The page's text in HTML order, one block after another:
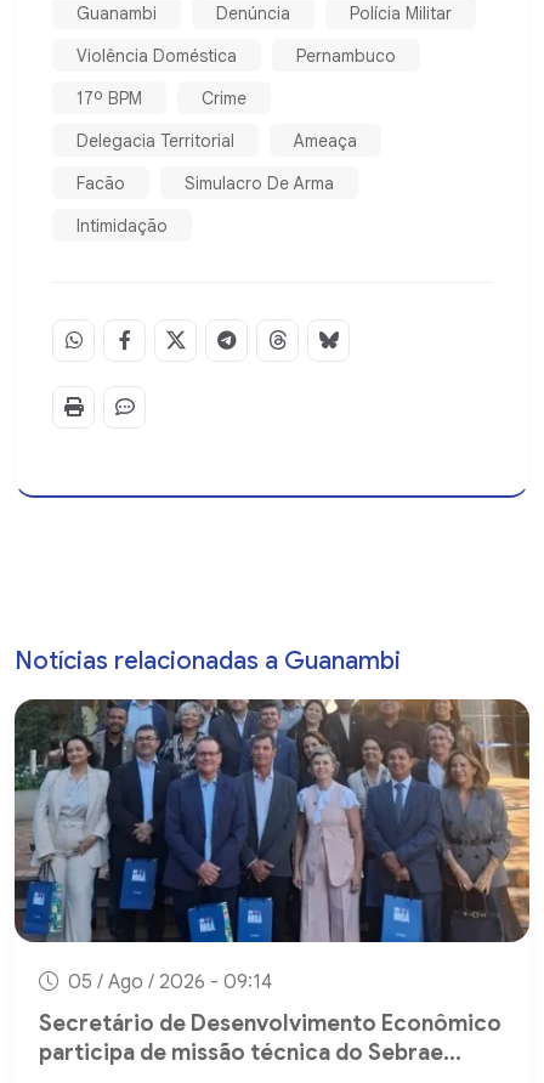
Guanambi Denúncia
Polícia Militar
Violência Doméstica
Pernambuco
17º BPM
Crime
Delegacia Territorial
Ameaça
Facão
Simulacro De Arma
Intimidação
Notícias relacionadas a Guanambi
05 / Ago / 2026 - 09:14
Secretário de Desenvolvimento Econômico
participa de missão técnica do Sebrae...